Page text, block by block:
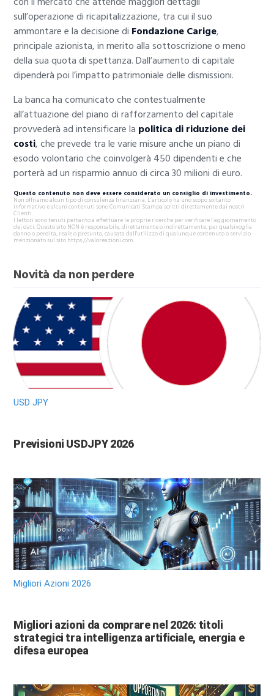
sull’operazione di ricapitalizzazione, tra cui il suo
ammontare e la decisione di Fondazione Carige,
principale azionista, in merito alla sottoscrizione o meno
della sua quota di spettanza. Dall’aumento di capitale
dipenderà poi l’impatto patrimoniale delle dismissioni.
La banca ha comunicato che contestualmente
all’attuazione del piano di rafforzamento del capitale
provvederà ad intensificare la politica di riduzione dei
costi, che prevede tra le varie misure anche un piano di
esodo volontario che coinvolgerà 450 dipendenti e che
porterà ad un risparmio annuo di circa 30 milioni di euro.
Questo contenuto non deve essere considerato un consiglio di investimento.
Non offriamo alcun tipo di consulenza finanziaria. L’articolo ha uno scopo soltanto
informativo e alcuni contenuti sono Comunicati Stampa scritti direttamente dai nostri
Clienti.
I lettori sono tenuti pertanto a effettuare le proprie ricerche per verificare l’aggiornamento
dei dati. Questo sito NON è responsabile, direttamente o indirettamente, per qualsivoglia
danno o perdita, reale o presunta, causata dall'utilizzo di qualunque contenuto o servizio
menzionato sul sito https://valoreazioni.com.
Novità da non perdere
USD JPY
Previsioni USDJPY 2026
Migliori Azioni 2026
Migliori azioni da comprare nel 2026: titoli
strategici tra intelligenza artificiale, energia e
difesa europea